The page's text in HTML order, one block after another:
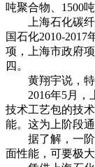
吨聚合物、1500
上海石化碳纤维
国石化2010-
项，上海市政府
四。
黄翔宇说，特别
2016年5月，上
技术工艺包的技
能。这为上阶段
据了解，一阶段
面性能，可要极